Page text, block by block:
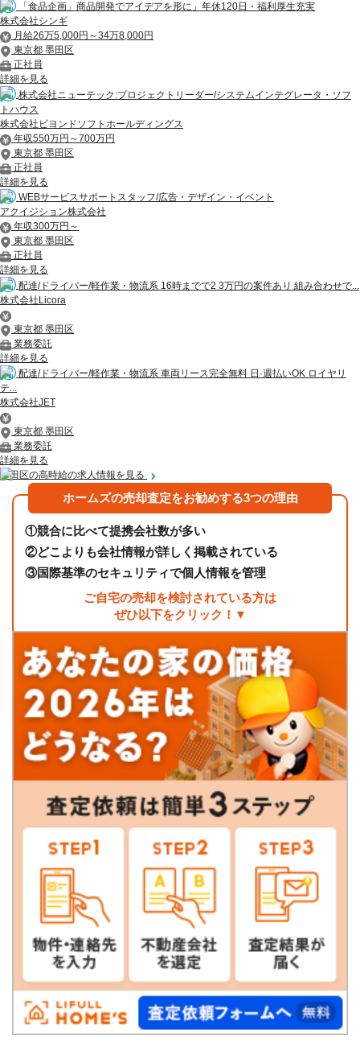
「食品企画」商品開発でアイデアを形に」年休120日・福利厚生充実
株式会社シンギ
月給26万5,000円～34万8,000円
東京都 墨田区
正社員
詳細を見る
株式会社ニューテック:プロジェクトリーダー/システムインテグレータ・ソフ
トハウス
株式会社ビヨンドソフトホールディングス
年収550万円～700万円
東京都 墨田区
正社員
詳細を見る
WEBサービスサポートスタッフ/広告・デザイン・イベント
アクイジション株式会社
年収300万円～
東京都 墨田区
正社員
詳細を見る
配達/ドライバー/軽作業・物流系 16時までで2 3万円の案件あり 組み合わせで...
株式会社Licora
東京都 墨田区
業務委託
詳細を見る
配達/ドライバー/軽作業・物流系 車両リース完全無料 日·週払いOK ロイヤリ
テ...
株式会社JET
東京都 墨田区
業務委託
詳細を見る
墨田区の高時給の求人情報を見る
ホームズの売却査定をお勧めする3つの理由
①競合に比べて提携会社数が多い
②どこよりも会社情報が詳しく掲載されている
③国際基準のセキュリティで個人情報を管理
ご自宅の売却を検討されている方は
ぜひ以下をクリック！▼